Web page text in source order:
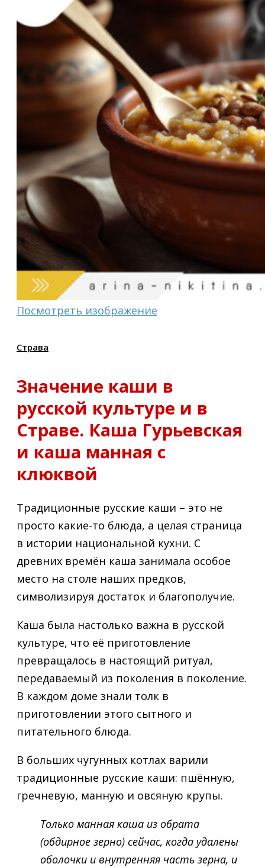
Посмотреть изображение
Страва
Значение каши в
русской культуре и в
Страве. Каша Гурьевская
и каша манная с
клюквой
Традиционные русские каши – это не
просто какие-то блюда, а целая страница
в истории национальной кухни. С
древних времён каша занимала особое
место на столе наших предков,
символизируя достаток и благополучие.
Каша была настолько важна в русской
культуре, что её приготовление
превращалось в настоящий ритуал,
передаваемый из поколения в поколение.
В каждом доме знали толк в
приготовлении этого сытного и
питательного блюда.
В больших чугунных котлах варили
традиционные русские каши: пшённую,
гречневую, манную и овсяную крупы.
Только манная каша из обрата
(обдирное зерно) сейчас, когда удалены
оболочки и внутренняя часть зерна, и